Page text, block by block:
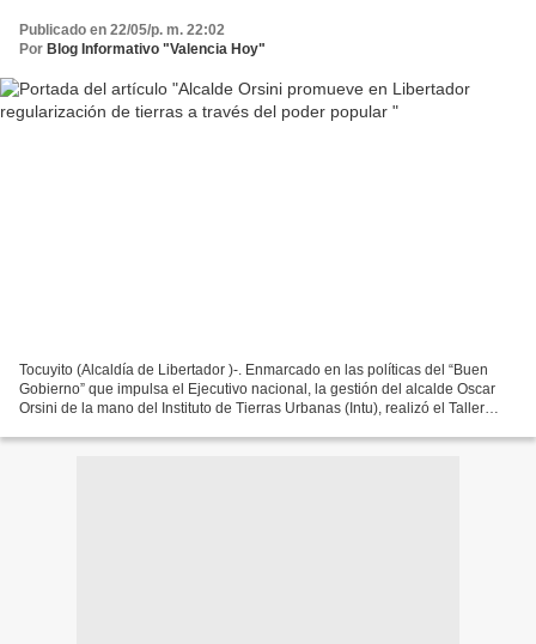
Publicado en 22/05/p. m. 22:02
Por Blog Informativo "Valencia Hoy"
Tocuyito (Alcaldía de Libertador )-. Enmarcado en las políticas del “Buen
Gobierno” que impulsa el Ejecutivo nacional, la gestión del alcalde Oscar
Orsini de la mano del Instituto de Tierras Urbanas (Intu), realizó el Taller